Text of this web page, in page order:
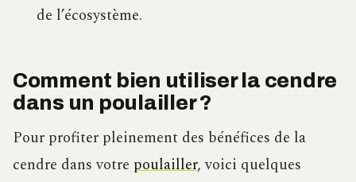
de l’écosystème.
Comment bien utiliser la cendre
dans un poulailler ?
Pour profiter pleinement des bénéfices de la
cendre dans votre poulailler, voici quelques